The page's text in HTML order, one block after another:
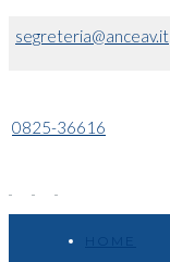
segreteria@anceav.it
0825-36616